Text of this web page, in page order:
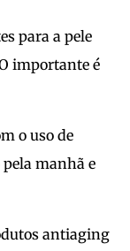
para a pele
importante é
o uso de
pela manhã e
antiaging